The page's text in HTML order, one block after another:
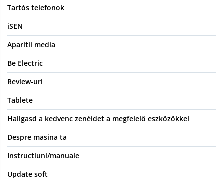
Tartós telefonok
iSEN
Aparitii media
Be Electric
Review-uri
Tablete
Hallgasd a kedvenc zenéidet a megfelelő eszközökkel
Despre masina ta
Instructiuni/manuale
Update soft